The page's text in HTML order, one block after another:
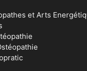
et Arts